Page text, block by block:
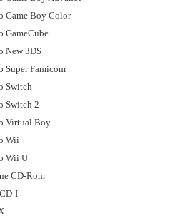
Game Boy Color
GameCube
New 3DS
Super Famicom
Switch
Switch 2
Virtual Boy
Wii
Wii U
CD-Rom
I